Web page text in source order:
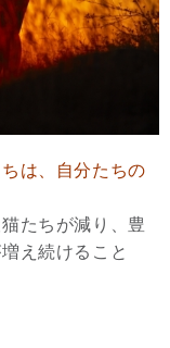
は、自分たちの
たちが減り、豊
え続けること